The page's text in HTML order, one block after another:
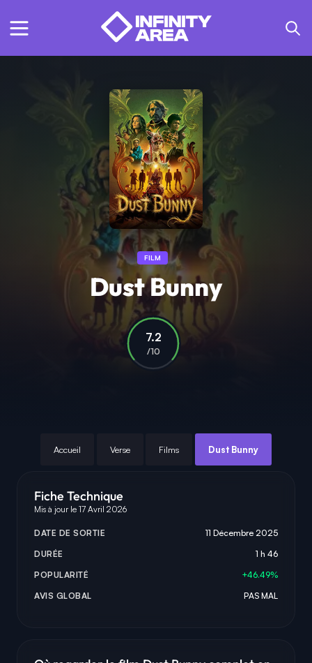
FILM
Dust Bunny
7.2
/10
Accueil Verse Films Dust Bunny
Fiche Technique
Mis à jour le 17 Avril 2026
DATE DE SORTIE
11 Décembre 2025
DURÉE
1 h 46
POPULARITÉ
+46.49%
AVIS GLOBAL
PAS MAL